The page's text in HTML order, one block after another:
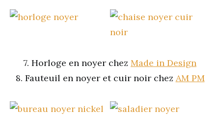
7. Horloge en noyer chez Made in Design
8. Fauteuil en noyer et cuir noir chez AM PM